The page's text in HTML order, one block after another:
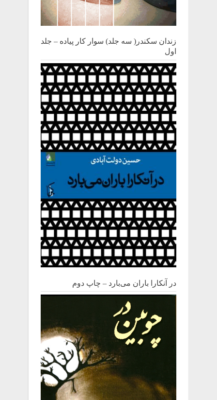
زندان سکندر( سه جلد) سوار کار پیاده – جلد
اول
در آنکارا باران می‌بارد – چاپ دوم